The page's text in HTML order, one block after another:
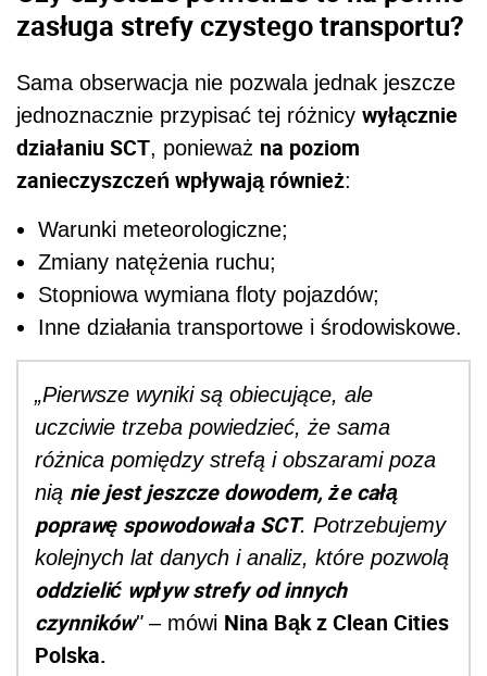
zasługa strefy czystego transportu?
Sama obserwacja nie pozwala jednak jeszcze
jednoznacznie przypisać tej różnicy wyłącznie
działaniu SCT, ponieważ na poziom
zanieczyszczeń wpływają również:
Warunki meteorologiczne;
Zmiany natężenia ruchu;
Stopniowa wymiana floty pojazdów;
Inne działania transportowe i środowiskowe.
„Pierwsze wyniki są obiecujące, ale
uczciwie trzeba powiedzieć, że sama
różnica pomiędzy strefą i obszarami poza
nią nie jest jeszcze dowodem, że całą
poprawę spowodowała SCT. Potrzebujemy
kolejnych lat danych i analiz, które pozwolą
oddzielić wpływ strefy od innych
czynników"– mówi Nina Bąk z Clean Cities
Polska.